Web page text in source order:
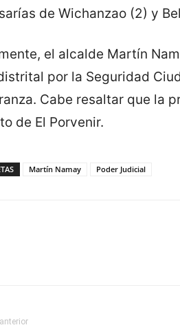
de Wichanzao (2) y
el alcalde Martín
por la Seguridad
Cabe resaltar que la
de El Porvenir.
Martín Namay Poder Judicial